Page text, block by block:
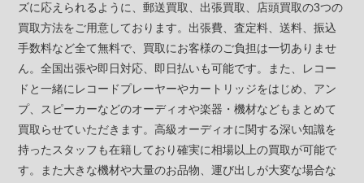
ズに応えられるように、郵送買取、出張買取、店頭買取の3つの
買取方法をご用意しております。出張費、査定料、送料、振込
手数料など全て無料で、買取にお客様のご負担は一切ありませ
ん。全国出張や即日対応、即日払いも可能です。また、レコー
ドと一緒にレコードプレーヤーやカートリッジをはじめ、アン
プ、スピーカーなどのオーディオや楽器・機材などもまとめて
買取らせていただきます。高級オーディオに関する深い知識を
持ったスタッフも在籍しており確実に相場以上の買取が可能で
す。また大きな機材や大量のお品物、運び出しが大変な場合な